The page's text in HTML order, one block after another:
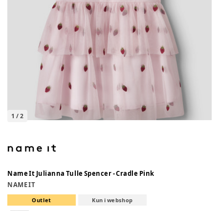
1 /2
Name It Julianna Tulle Spencer - Cradle Pink
NAME IT
Outlet Kun i webshop